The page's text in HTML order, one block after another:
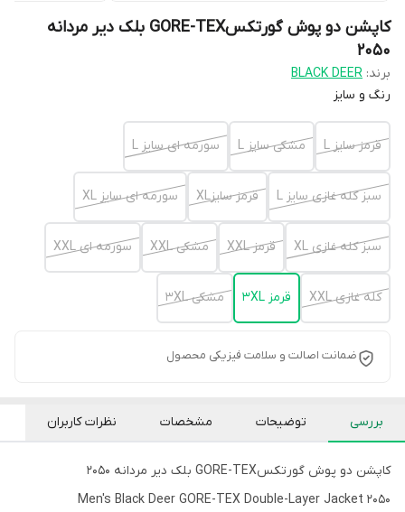
کاپشن دو پوش گورتکسGORE-TEX بلک دیر مردانه
2050
برند: BLACK DEER
رنگ و سایز
قرمز سایز L مشکی سایز L سورمه ای سایز L
سبز کله غازی سایز L قرمز سایزXL سورمه ای سایز XL
سبز کله غازی XL قرمز XXL مشکی XXL سورمه ای XXL
کله غازی XXL قرمز 3XL مشکی 3XL
ضمانت اصالت و سلامت فیزیکی محصول
بررسی توضیحات مشخصات نظرات کاربران
کاپشن دو پوش گورتکسGORE-TEX بلک دیر مردانه 2050
Men's Black Deer GORE-TEX Double-Layer Jacket 2050